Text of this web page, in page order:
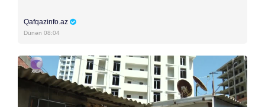
Qafqazinfo.az
Dünən 08:04